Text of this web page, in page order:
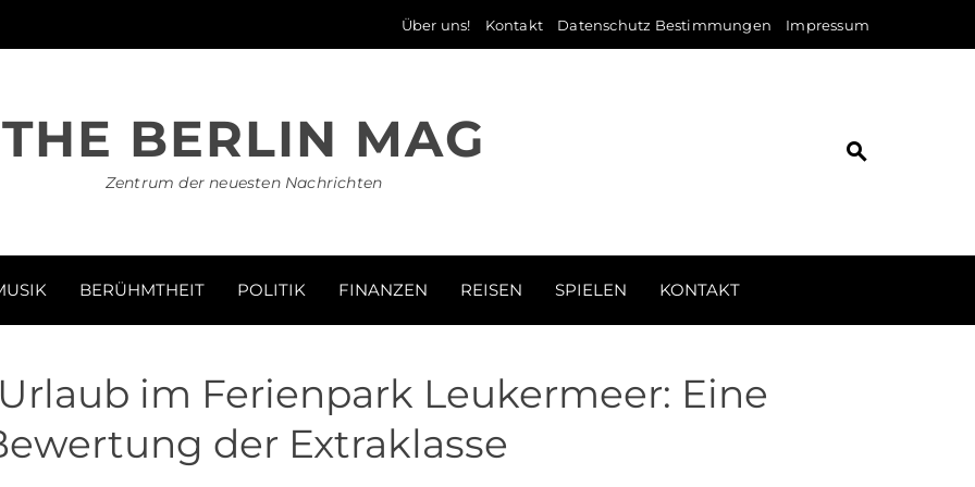
Über uns! Kontakt Datenschutz Bestimmungen Impressum
THE BERLIN MAG
Zentrum der neuesten Nachrichten
BERÜHMTHEIT POLITIK FINANZEN REISEN SPIELEN KONTAKT
im Ferienpark Leukermeer: Eine
der Extraklasse